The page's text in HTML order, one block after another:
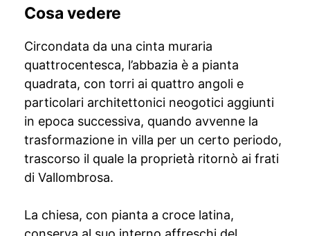
Cosa vedere
Circondata da una cinta muraria
quattrocentesca, l’abbazia è a pianta
quadrata, con torri ai quattro angoli e
particolari architettonici neogotici aggiunti
in epoca successiva, quando avvenne la
trasformazione in villa per un certo periodo,
trascorso il quale la proprietà ritornò ai frati
di Vallombrosa.
La chiesa, con pianta a croce latina,